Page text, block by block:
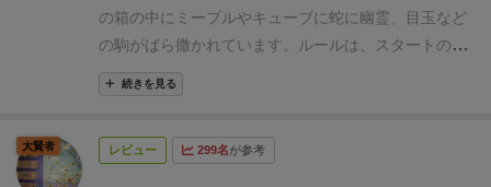
の箱の中にミープルやキューブに蛇に幽霊、目玉など
の駒がばら撒かれています。
ルールは、スタートの合
図ともに各プレイヤーは見本の「ある部屋」に「駒の
種類や数」というお題が見えるようになっているの
どします。勿論、箱の中の駒を手で触れてはいけませ
続きを見る
レビュー 299名が参考
大賢者